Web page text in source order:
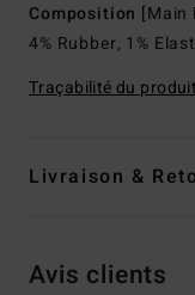
Composition [Main
4% Rubber, 1%
Traçabilité du
Livraison &
Avis clients